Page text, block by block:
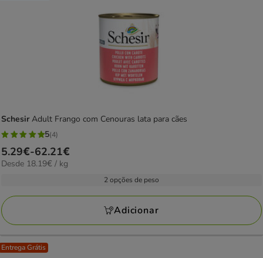
SchesirAdult Frango com Cenouras lata para cães
5
estrelas
com
avaliações
5(4)
Preço
de
62.21€
5.29€-62.21€
18.19€
Desde 18.19€ / kg
2 opções de peso
Adicionar
Entrega Grátis